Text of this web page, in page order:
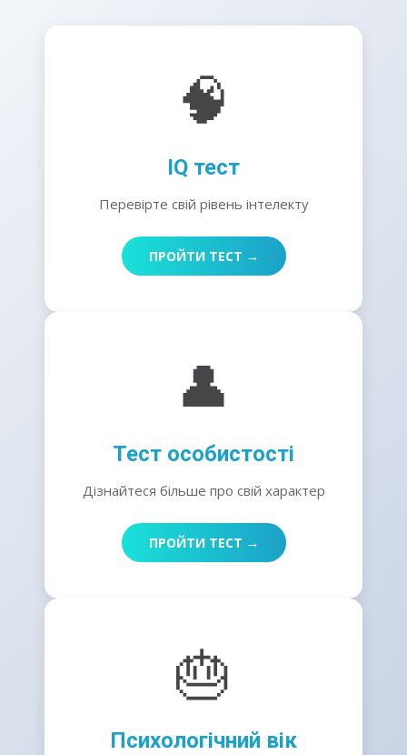
🧠
IQ тест
Перевірте свій рівень інтелекту
ПРОЙТИ ТЕСТ →
👤
Тест особистості
Дізнайтеся більше про свій характер
ПРОЙТИ ТЕСТ →
🎂
Психологічний вік